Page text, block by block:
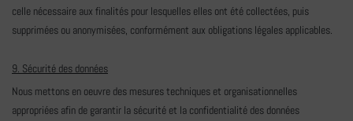
celle nécessaire aux finalités pour lesquelles elles ont été collectées, puis
supprimées ou anonymisées, conformément aux obligations légales applicables.
9. Sécurité des données
Nous mettons en oeuvre des mesures techniques et organisationnelles
appropriées afin de garantir la sécurité et la confidentialité des données